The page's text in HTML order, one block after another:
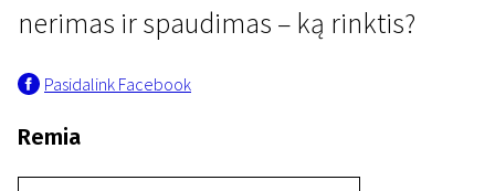
I programa
nerimas ir spaudimas – ką rinktis?
Pasidalink Facebook
Remia